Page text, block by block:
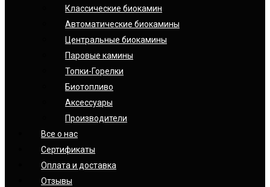
Классические биокамин
Автоматические биокамины
Центральные биокамины
Паровые камины
Топки-Горелки
Биотопливо
Аксессуары
Производители
Все о нас
Сертификаты
Оплата и доставка
Отзывы